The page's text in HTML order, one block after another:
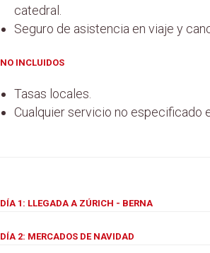
catedral.
Seguro de asistencia en viaje y
NO INCLUIDOS
Tasas locales.
Cualquier servicio no especificado
DÍA 1: LLEGADA A ZÚRICH - BERNA
DÍA 2: MERCADOS DE NAVIDAD